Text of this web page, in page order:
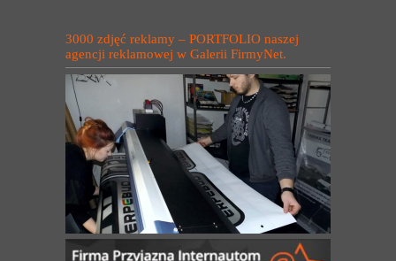
3000 zdjęć reklamy – PORTFOLIO naszej
agencji reklamowej w Galerii FirmyNet.